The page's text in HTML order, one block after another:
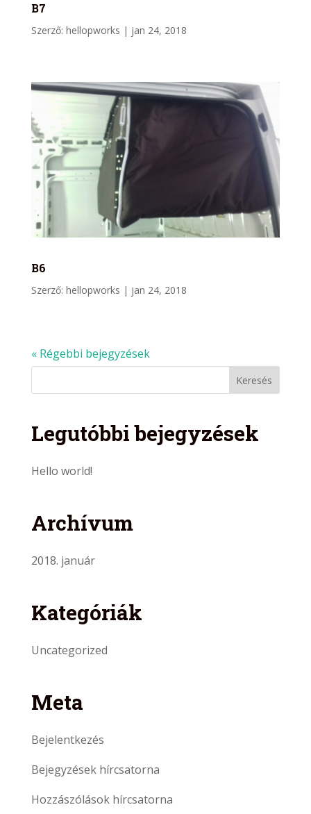
B7
Szerző: hellopworks | jan 24, 2018
B6
Szerző: hellopworks | jan 24, 2018
« Régebbi bejegyzések
Legutóbbi bejegyzések
Hello world!
Archívum
2018. január
Kategóriák
Uncategorized
Meta
Bejelentkezés
Bejegyzések hírcsatorna
Hozzászólások hírcsatorna